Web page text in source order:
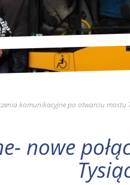
komunikacyjne po otwarciu mostu
nowe